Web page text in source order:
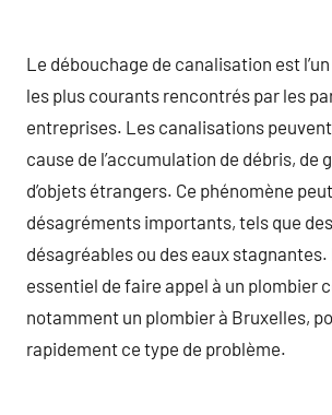
Le débouchage de canalisation est
les plus courants rencontrés par les
entreprises. Les canalisations
cause de l’accumulation de débris, de
d’objets étrangers. Ce phénomène
désagréments importants, tels que
désagréables ou des eaux stagnantes.
essentiel de faire appel à un plombier
notamment un plombier à Bruxelles,
rapidement ce type de problème.